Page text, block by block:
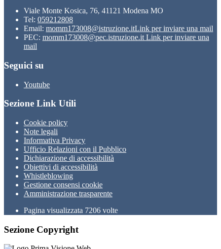
Viale Monte Kosica, 76, 41121 Modena MO
Tel: 059212808
Email: momm173008@istruzione.itLink per inviare una mail
PEC: momm173008@pec.istruzione.it Link per inviare una
mail
Seguici su
Youtube
Sezione Link Utili
Cookie policy
Note legali
Informativa Privacy
Ufficio Relazioni con il Pubblico
Dichiarazione di accessibilità
Obiettivi di accessibilità
Whistleblowing
Gestione consensi cookie
Amministrazione trasparente
Pagina visualizzata 7206 volte
Sezione Copyright